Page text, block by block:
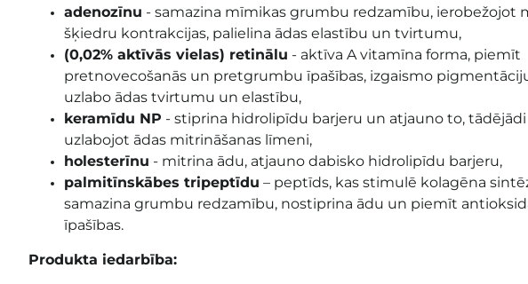
adenozīnu - samazina mīmikas grumbu redzamību, ierobežojot
šķiedru kontrakcijas, palielina ādas elastību un tvirtumu,
(0,02% aktīvās vielas) retinālu - aktīva A vitamīna forma, piemīt
pretnovecošanās un pretgrumbu īpašības, izgaismo
uzlabo ādas tvirtumu un elastību,
keramīdu NP - stiprina hidrolipīdu barjeru un atjauno to, tādējādi
uzlabojot ādas mitrināšanas līmeni,
holesterīnu - mitrina ādu, atjauno dabisko hidrolipīdu barjeru,
palmitīnskābes tripeptīdu – peptīds, kas stimulē kolagēna
samazina grumbu redzamību, nostiprina ādu un piemīt
īpašības.
Produkta iedarbība: